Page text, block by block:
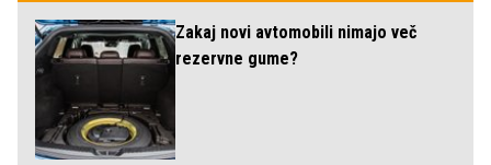
Zakaj novi avtomobili nimajo več
rezervne gume?